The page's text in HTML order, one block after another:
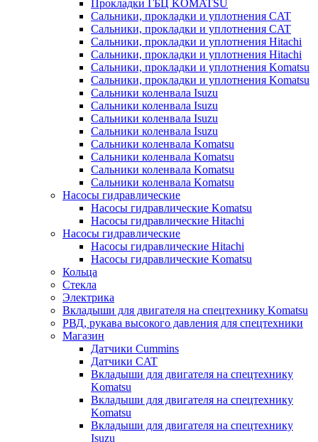
Прокладки ГБЦ KOMATSU
Сальники, прокладки и уплотнения CAT
Сальники, прокладки и уплотнения CAT
Сальники, прокладки и уплотнения Hitachi
Сальники, прокладки и уплотнения Hitachi
Сальники, прокладки и уплотнения Komatsu
Сальники, прокладки и уплотнения Komatsu
Сальники коленвала Isuzu
Сальники коленвала Isuzu
Сальники коленвала Isuzu
Сальники коленвала Isuzu
Сальники коленвала Komatsu
Сальники коленвала Komatsu
Сальники коленвала Komatsu
Сальники коленвала Komatsu
Насосы гидравлические
Насосы гидравлические Komatsu
Насосы гидравлические Hitachi
Насосы гидравлические
Насосы гидравлические Hitachi
Насосы гидравлические Komatsu
Кольца
Стекла
Электрика
Вкладыши для двигателя на спецтехнику Komatsu
РВД, рукава высокого давления для спецтехники
Магазин
Датчики Cummins
Датчики CAT
Вкладыши для двигателя на спецтехнику
Komatsu
Вкладыши для двигателя на спецтехнику
Komatsu
Вкладыши для двигателя на спецтехнику
Isuzu